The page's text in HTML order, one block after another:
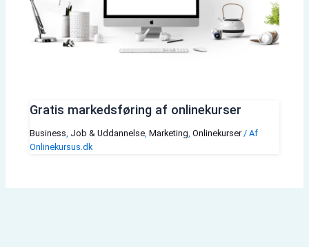
Gratis markedsføring af onlinekurser
Business Job & Uddannelse, Marketing Onlinekurser/ Af
Onlinekursus.dk